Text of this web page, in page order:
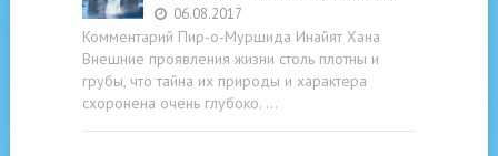
06.08.2017
Комментарий Пир-о-Муршида Инайят Хана
Внешние проявления жизни столь плотны и
грубы, что тайна их природы и характера
схоронена очень глубоко. …